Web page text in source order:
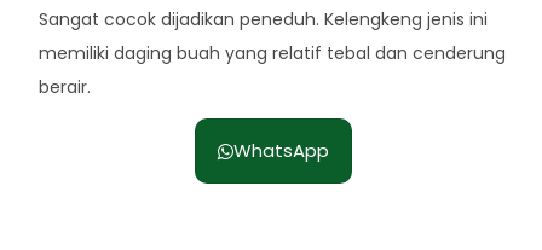
Sangat cocok dijadikan peneduh. Kelengkeng jenis ini
memiliki daging buah yang relatif tebal dan cenderung
berair.
WhatsApp